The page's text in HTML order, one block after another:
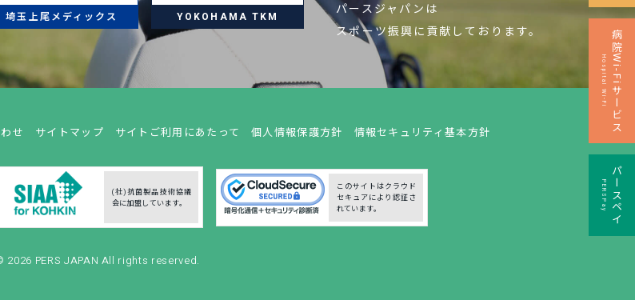
パースジャパンは
スポーツ振興に貢献しております。
埼玉上尾メディックス YOKOHAMA TKM
せ サイトマップ サイトご利用にあたって 個人情報保護方針 情報セキュリティ基本方針
(社)抗菌製品技術協議
会に加盟しています。
このサイトはクラウド
セキュアにより認証さ
れています。
2026 PERS JAPAN All rights reserved.
病院Wi-Fiサービス
Hospital Wi-Fi
パースペイ
PERSPay